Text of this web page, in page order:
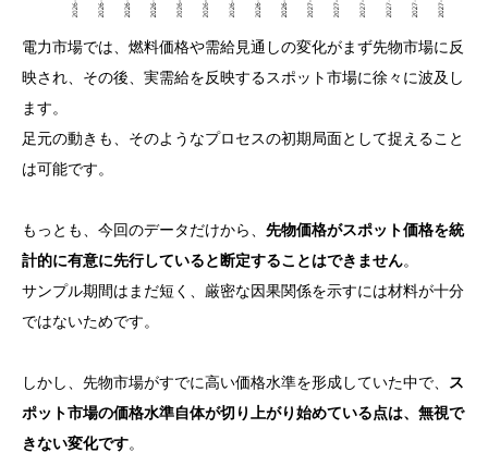
電力市場では、燃料価格や需給見通しの変化がまず先物市場に反
映され、その後、実需給を反映するスポット市場に徐々に波及し
ます。
足元の動きも、そのようなプロセスの初期局面として捉えること
は可能です。
もっとも、今回のデータだけから、 先物価格がスポット価格を統
計的に有意に先行していると断定することはできません。
サンプル期間はまだ短く、厳密な因果関係を示すには材料が十分
ではないためです。
しかし、先物市場がすでに高い価格水準を形成していた中で、
ス
ポット市場の価格水準自体が切り上がり始めている点は、無視で
きない変化です。